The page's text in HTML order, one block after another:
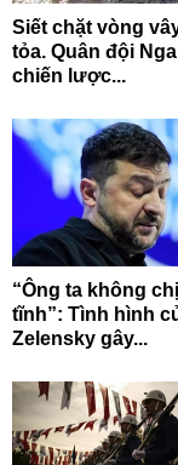
Siết chặt vòng
tỏa. Quân đội
chiến lược...
“Ông ta không
tĩnh”: Tình hình
Zelensky gây...